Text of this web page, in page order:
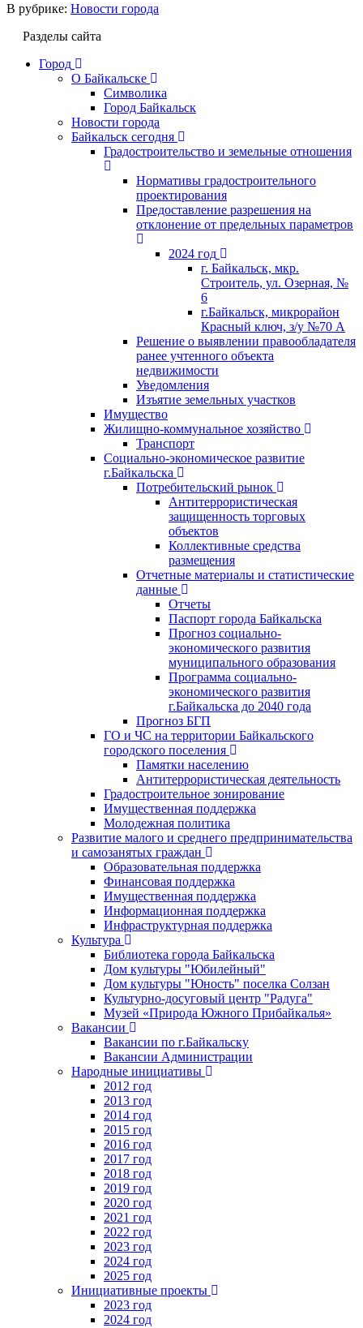
В рубрике: Новости города
Разделы сайта
Город
О Байкальске
Символика
Город Байкальск
Новости города
Байкальск сегодня
Градостроительство и земельные отношения
Нормативы градостроительного
проектирования
Предоставление разрешения на
отклонение от предельных параметров
2024 год
г. Байкальск, мкр.
Строитель, ул. Озерная, №
6
г.Байкальск, микрорайон
Красный ключ, з/у №70 А
Решение о выявлении правообладателя
ранее учтенного объекта
недвижимости
Уведомления
Изъятие земельных участков
Имущество
Жилищно-коммунальное хозяйство
Транспорт
Социально-экономическое развитие
г.Байкальска
Потребительский рынок
Антитеррористическая
защищенность торговых
объектов
Коллективные средства
размещения
Отчетные материалы и статистические
данные
Отчеты
Паспорт города Байкальска
Прогноз социально-
экономического развития
муниципального образования
Программа социально-
экономического развития
г.Байкальска до 2040 года
Прогноз БГП
ГО и ЧС на территории Байкальского
городского поселения
Памятки населению
Антитеррористическая деятельность
Градостроительное зонирование
Имущественная поддержка
Молодежная политика
Развитие малого и среднего предпринимательства
и самозанятых граждан
Образовательная поддержка
Финансовая поддержка
Имущественная поддержка
Информационная поддержка
Инфраструктурная поддержка
Культура
Библиотека города Байкальска
Дом культуры "Юбилейный"
Дом культуры "Юность" поселка Солзан
Культурно-досуговый центр "Радуга"
Музей «Природа Южного Прибайкалья»
Вакансии
Вакансии по г.Байкальску
Вакансии Администрации
Народные инициативы
2012 год
2013 год
2014 год
2015 год
2016 год
2017 год
2018 год
2019 год
2020 год
2021 год
2022 год
2023 год
2024 год
2025 год
Инициативные проекты
2023 год
2024 год